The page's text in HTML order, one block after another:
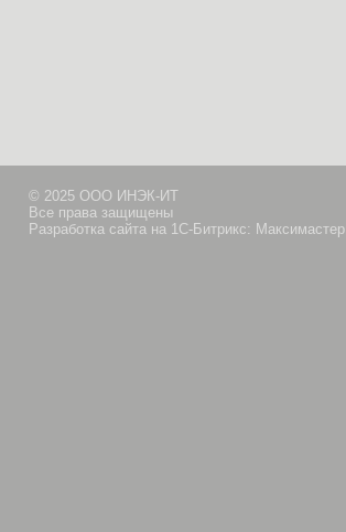
© 2025 ООО ИНЭК-ИТ
Все права защищены
Разработка сайта на 1С-Битрикс: Максимастер